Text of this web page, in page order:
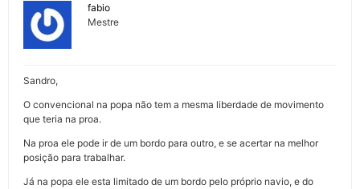
fabio
Mestre
Sandro,
O convencional na popa não tem a mesma liberdade de movimento
que teria na proa.
Na proa ele pode ir de um bordo para outro, e se acertar na melhor
posição para trabalhar.
Já na popa ele esta limitado de um bordo pelo próprio navio, e do